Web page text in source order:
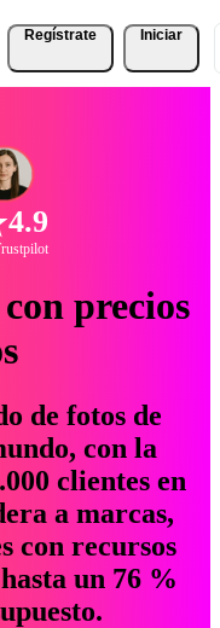
Regístrate Iniciar
4.9
precios
de fotos de
con la
clientes en
a marcas,
con recursos
un 76 %